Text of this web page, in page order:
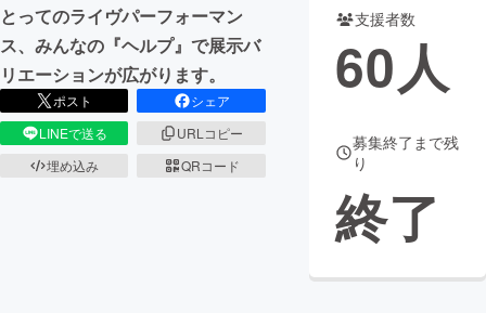
とってのライヴパーフォーマン
ス、みんなの『ヘルプ』で展示バ
リエーションが広がります。
ポスト
シェア
LINEで送る
URLコピー
埋め込み
QRコード
支援者数
60人
募集終了まで残
り
終了